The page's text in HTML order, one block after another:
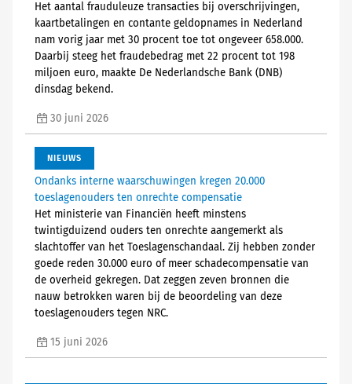
Het aantal frauduleuze transacties bij overschrijvingen,
kaartbetalingen en contante geldopnames in Nederland
nam vorig jaar met 30 procent toe tot ongeveer 658.000.
Daarbij steeg het fraudebedrag met 22 procent tot 198
miljoen euro, maakte De Nederlandsche Bank (DNB)
dinsdag bekend.
30 juni 2026
NIEUWS
Ondanks interne waarschuwingen kregen 20.000
toeslagenouders ten onrechte compensatie
Het ministerie van Financiën heeft minstens
twintigduizend ouders ten onrechte aangemerkt als
slachtoffer van het Toeslagenschandaal. Zij hebben zonder
goede reden 30.000 euro of meer schadecompensatie van
de overheid gekregen. Dat zeggen zeven bronnen die
nauw betrokken waren bij de beoordeling van deze
toeslagenouders tegen NRC.
15 juni 2026